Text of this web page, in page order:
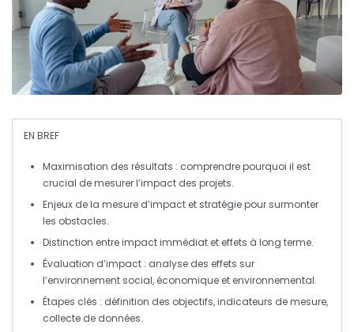
EN BREF
Maximisation des résultats : comprendre pourquoi il est
crucial de mesurer l’impact des projets.
Enjeux de la mesure d’impact et stratégie pour surmonter
les obstacles.
Distinction entreimpact immédiat et effets à long terme.
Évaluation d’impact : analyse des effets sur
l’environnement social, économique et environnemental.
Étapes clés : définition des objectifs,indicateurs de mesure,
collecte de données.